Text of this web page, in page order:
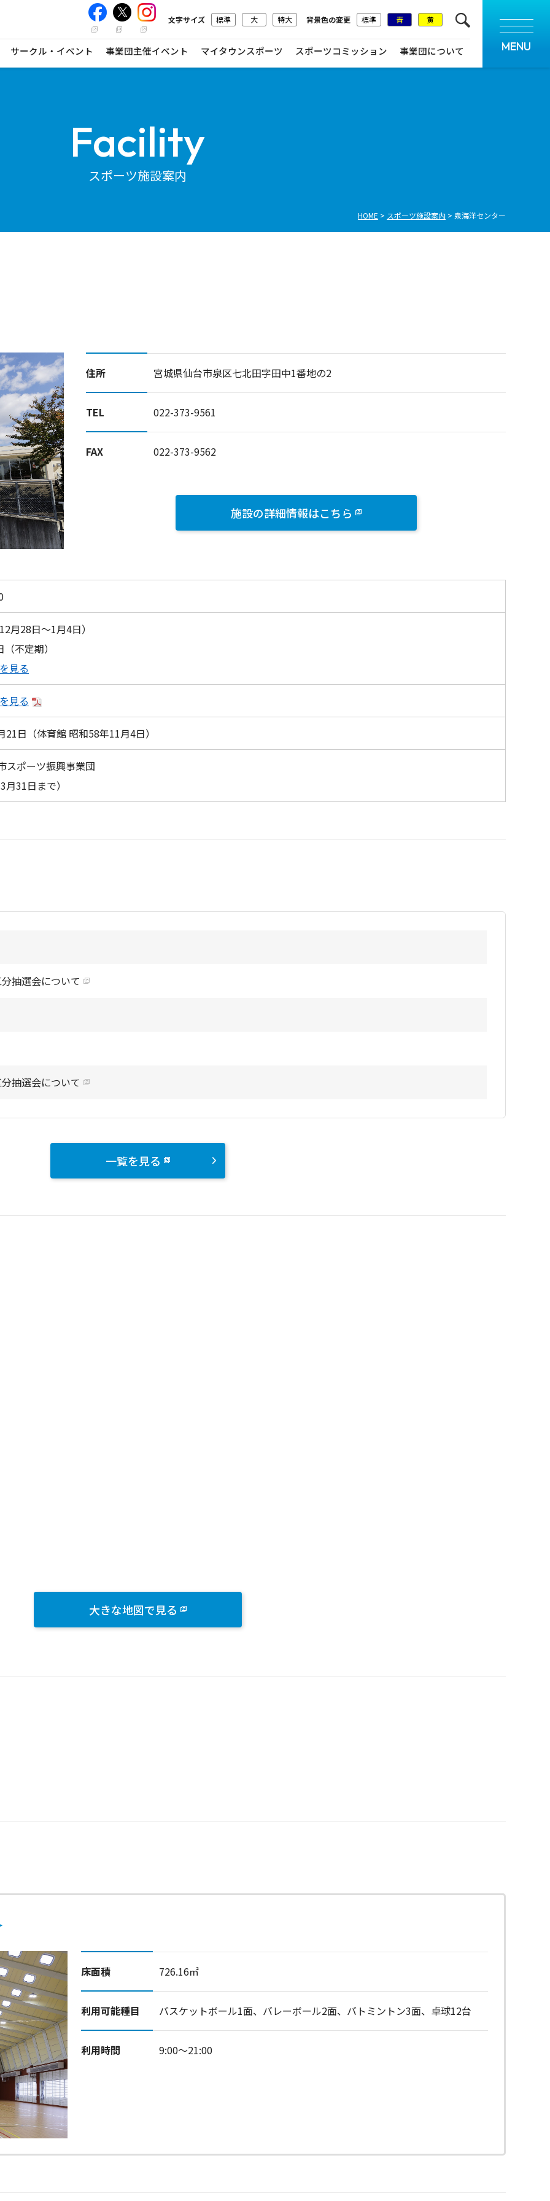
文字サイズ 標準 大 特大 背景色の変更 標準 青 黄
サークル・イベント 事業団主催イベント マイタウンスポーツ スポーツコミッション 事業団について MENU
Facility
スポーツ施設案内
HOME スポーツ施設案内 泉海洋センター
住所 宮城県仙台市泉区七北田字田中1番地の2
TEL 022-373-9561
FAX 022-373-9562
施設の詳細情報はこちら
月28日～1月4日）
不定期）
見る
見る
21日 （体育館 昭和58年11月4日）
スポーツ振興事業団
31日まで）
抽選会について
抽選会について
一覧を見る
大きな地図で見る
床面積 726.16㎡
利用可能種目 バスケットボール1面、バレーボール2面、バトミントン3面、卓球12台
利用時間 9:00～21:00